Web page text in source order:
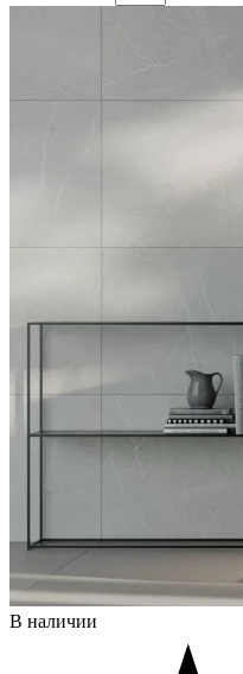
В наличии